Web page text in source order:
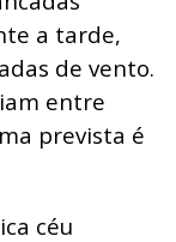
a tarde,
de vento.
entre
prevista é
céu